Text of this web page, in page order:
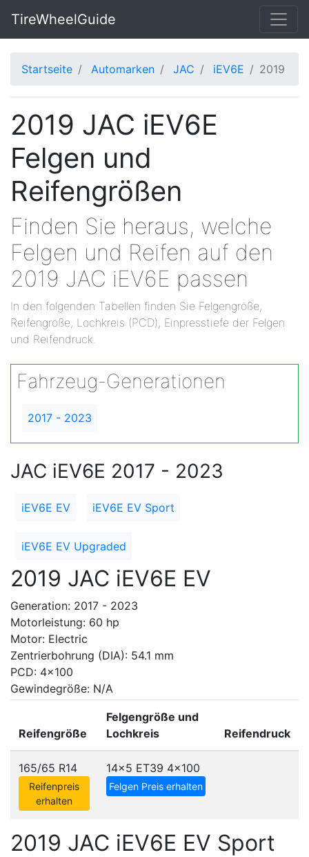
TireWheelGuide
Startseite Automarken JAC iEV6E 2019
2019 JAC iEV6E
Felgen und
Reifengrößen
Finden Sie heraus, welche
Felgen und Reifen auf den
2019 JAC iEV6E passen
In den folgenden Tabellen finden Sie Felgengröße,
Reifengröße, Lochkreis (PCD), Einpresstiefe der Felgen
und Reifendruck.
Fahrzeug-Generationen
2017 - 2023
JAC iEV6E 2017 - 2023
iEV6E EV iEV6E EV Sport
iEV6E EV Upgraded
2019 JAC iEV6E EV
Generation: 2017 - 2023
Motorleistung: 60 hp
Motor: Electric
Zentrierbohrung (DIA): 54.1 mm
PCD: 4x100
Gewindegröße: N/A
Reifengröße
Felgengröße und
Lochkreis
Reifendruck
165/65 R14
Reifenpreis
erhalten
14x5 ET39 4x100
Felgen Preis erhalten
2019 JAC iEV6E EV Sport